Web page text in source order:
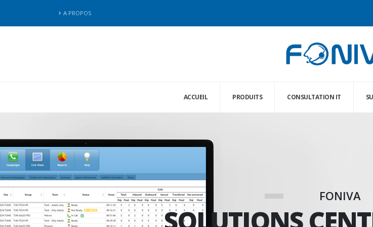
A PROPOS
ACCUEIL PRODUITS CONSULTATION IT
FONIVA